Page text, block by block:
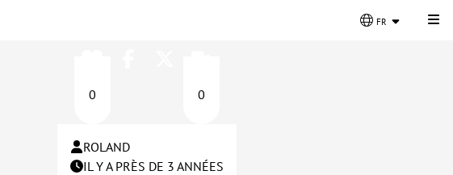
fr
0 0
ROLAND
IL Y A PRÈS DE 3 ANNÉES